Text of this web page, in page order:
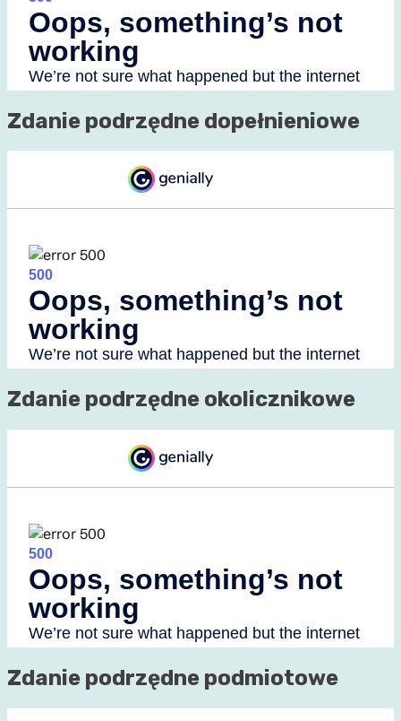
Zdanie podrzędne dopełnieniowe
Zdanie podrzędne okolicznikowe
Zdanie podrzędne podmiotowe